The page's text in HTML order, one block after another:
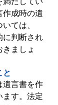
作成時の遺
ては、
に判断され
ましょ
と
遺言書を作
ます。法定